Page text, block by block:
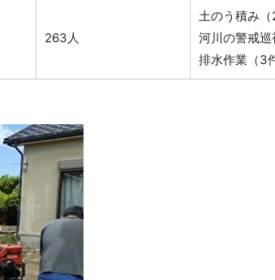
263人
土のう積み（
河川の警戒巡
排水作業（3